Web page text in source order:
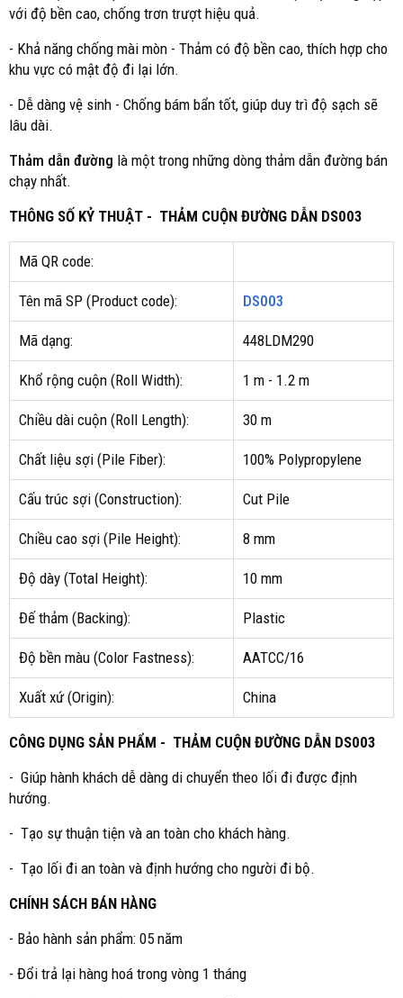
với độ bền cao, chống trơn trượt hiệu quả.
- Khả năng chống mài mòn - Thảm có độ bền cao, thích hợp cho
khu vực có mật độ đi lại lớn.
- Dễ dàng vệ sinh - Chống bám bẩn tốt, giúp duy trì độ sạch sẽ
lâu dài.
Thảm dẫn đường là một trong những dòng thảm dẫn đường bán
chạy nhất.
THÔNG SỐ KỶ THUẬT - THẢM CUỘN ĐƯỜNG DẪN DS003
Mã QR code:
Tên mã SP (Product code): DS003
Mã dạng: 448LDM290
Khổ rộng cuộn (Roll Width): 1 m - 1.2 m
Chiều dài cuộn (Roll Length): 30 m
Chất liệu sợi (Pile Fiber): 100% Polypropylene
Cấu trúc sợi (Construction): Cut Pile
Chiều cao sợi (Pile Height): 8 mm
Độ dày (Total Height): 10 mm
Đế thảm (Backing): Plastic
Độ bền màu (Color Fastness): AATCC/16
Xuất xứ (Origin): China
CÔNG DỤNG SẢN PHẨM - THẢM CUỘN ĐƯỜNG DẪN DS003
- Giúp hành khách dễ dàng di chuyển theo lối đi được định
hướng.
- Tạo sự thuận tiện và an toàn cho khách hàng.
- Tạo lối đi an toàn và định hướng cho người đi bộ.
CHÍNH SÁCH BÁN HÀNG
- Bảo hành sản phẩm: 05 năm
- Đổi trả lại hàng hoá trong vòng 1 tháng